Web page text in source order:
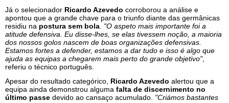
Já o selecionador Ricardo Azevedo corroborou a análise e
apontou que a grande chave para o triunfo diante das germânicas
residiu na postura sem bola "O aspeto mais importante foi a
atitude defensiva. Eu disse-lhes, se elas tivessem noção, a maioria
dos nossos golos nascem de boas organizações defensivas.
Estamos fortes a defender, estamos a dar tudo e isso é algo que
ajuda as equipas a chegarem mais perto do grande objetivo",
referiu o técnico português.
Apesar do resultado categórico, Ricardo Azevedo alertou que a
equipa ainda demonstrou alguma falta de discernimento no
último passe devido ao cansaço acumulado. "Criámos bastantes